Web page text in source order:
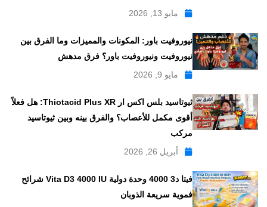
مايو 13, 2026
نيوروفيت باور: المكونات والمميزات وما الفرق بين
نيوروفيت ونيوروفيت باور؟ فرق مدهش
مايو 9, 2026
ثيوتاسيد بلس اكس ار Thiotacid Plus XR: هل فعلاً
أقوى مكمل للأعصاب؟ والفرق بينه وبين ثيوتاسيد
مركب
أبريل 26, 2026
فيتا د3 4000 وحدة دولية Vita D3 4000 IU شرائح
فموية سريعة الذوبان